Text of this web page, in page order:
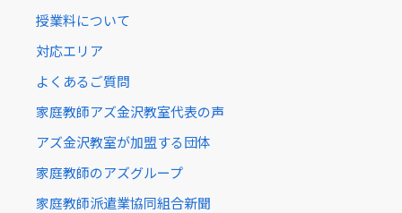
授業料について
対応エリア
よくあるご質問
家庭教師アズ金沢教室代表の声
アズ金沢教室が加盟する団体
家庭教師のアズグループ
家庭教師派遣業協同組合新聞